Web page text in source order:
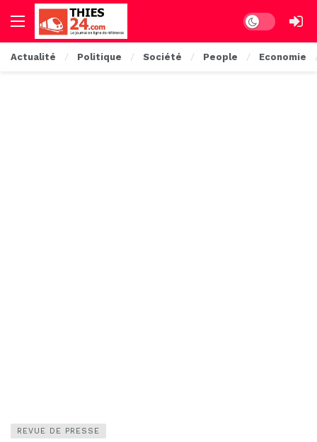
Dark mode
Actualité Politique Société People Economie
REVUE DE PRESSE